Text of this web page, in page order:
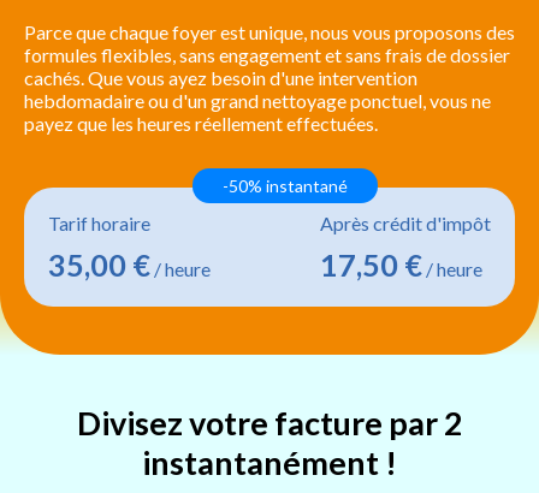
Parce que chaque foyer est unique, nous vous proposons des
formules flexibles, sans engagement et sans frais de dossier
cachés. Que vous ayez besoin d'une intervention
hebdomadaire ou d'un grand nettoyage ponctuel, vous ne
payez que les heures réellement effectuées.
Tarif horaire
35,00 € / heure
Après crédit d'impôt
17,50 € / heure
-50% instantané
Divisez votre facture par 2
instantanément !